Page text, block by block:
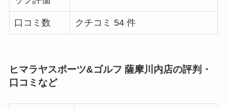
口コミ数 クチコミ 54 件
ヒマラヤスポーツ&ゴルフ 薩摩川内店の評判・
口コミなど